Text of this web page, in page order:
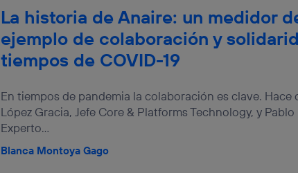
La historia de Anaire: un medidor
ejemplo de colaboración y
tiempos de COVID-19
En tiempos de pandemia la colaboración es clave. Hace
López Gracia, Jefe Core & Platforms Technology, y
Experto...
Blanca Montoya Gago